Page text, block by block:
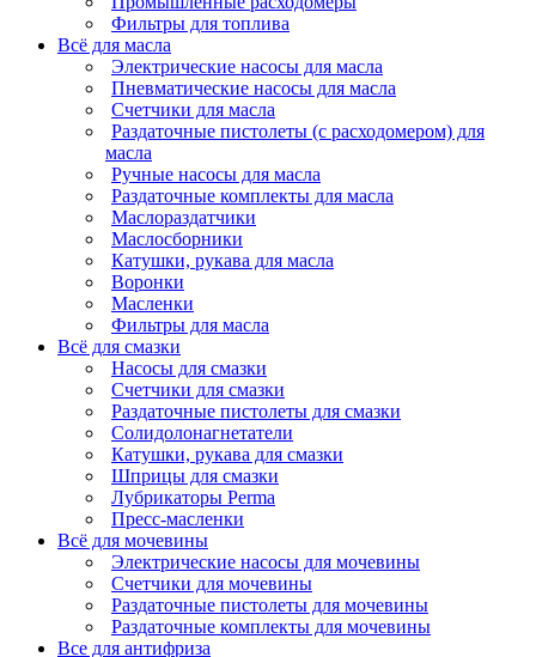
Фильтры для топлива
Всё для масла
Электрические насосы для масла
Пневматические насосы для масла
Счетчики для масла
Раздаточные пистолеты (с расходомером) для
масла
Ручные насосы для масла
Раздаточные комплекты для масла
Маслораздатчики
Маслосборники
Катушки, рукава для масла
Воронки
Масленки
Фильтры для масла
Всё для смазки
Насосы для смазки
Счетчики для смазки
Раздаточные пистолеты для смазки
Солидолонагнетатели
Катушки, рукава для смазки
Шприцы для смазки
Лубрикаторы Perma
Пресс-масленки
Всё для мочевины
Электрические насосы для мочевины
Счетчики для мочевины
Раздаточные пистолеты для мочевины
Раздаточные комплекты для мочевины
Все для антифриза